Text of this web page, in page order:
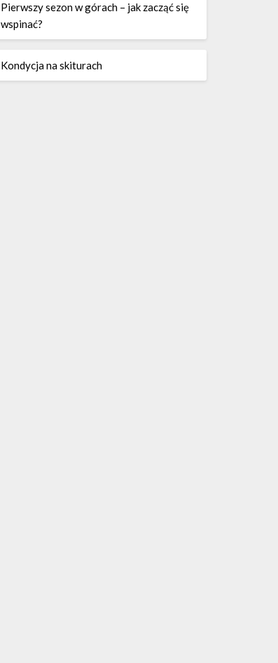
Pierwszy sezon w górach – jak zacząć się
wspinać?
Kondycja na skiturach